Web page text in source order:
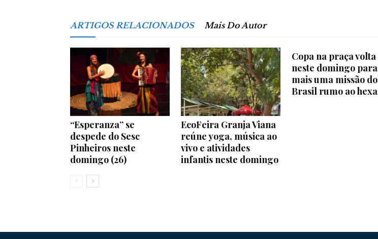
Região
ARTIGOS RELACIONADOS Mais Do Autor
“Esperanza” se
despede do Sesc
Pinheiros neste
domingo (26)
EcoFeira Granja Viana
reúne yoga, música ao
vivo e atividades
infantis neste domingo
Copa na praça volta
neste domingo para
mais uma missão do
Brasil rumo ao hexa